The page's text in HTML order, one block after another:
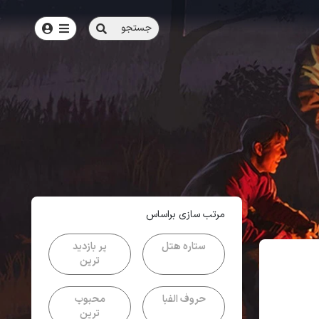
جستجو
مرتب سازی براساس
ستاره هتل
پر بازدید
ترین
حروف الفبا
محبوب
ترین